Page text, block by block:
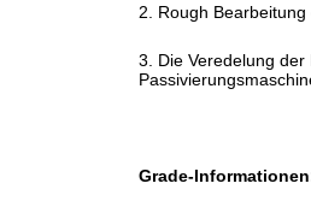
2. Rough
3. Die Veredelung
Grade-